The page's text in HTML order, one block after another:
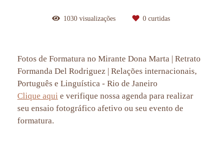
1030 visualizações 0 curtidas
Fotos de Formatura no Mirante Dona Marta | Retrato
Formanda Del Rodriguez | Relações internacionais,
Português e Linguística - Rio de Janeiro
Clique aqui e verifique nossa agenda para realizar
seu ensaio fotográfico afetivo ou seu evento de
formatura.